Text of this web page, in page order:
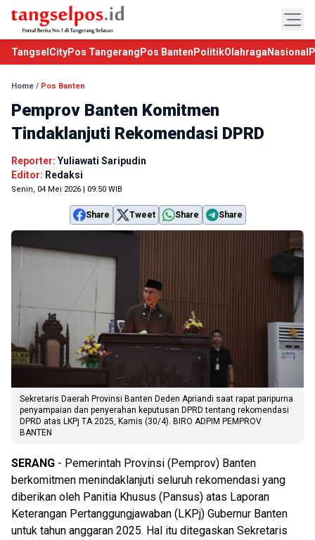
TangselCityPos Tangerang Pos Banten PolitikOlahraga Nasional
Home / Pos Banten
Pemprov Banten Komitmen
Tindaklanjuti Rekomendasi DPRD
Reporter: Yuliawati Saripudin
Editor: Redaksi
Senin, 04 Mei 2026 | 09:50 WIB
Share Tweet Share Share
Sekretaris Daerah Provinsi Banten Deden Apriandi saat rapat paripurna
penyampaian dan penyerahan keputusan DPRD tentang rekomendasi
DPRD atas LKPj TA 2025, Kamis (30/4). BIRO ADPIM PEMPROV
BANTEN
SERANG - Pemerintah Provinsi (Pemprov) Banten
berkomitmen menindaklanjuti seluruh rekomendasi yang
diberikan oleh Panitia Khusus (Pansus) atas Laporan
Keterangan Pertanggungjawaban (LKPj) Gubernur Banten
untuk tahun anggaran 2025. Hal itu ditegaskan Sekretaris